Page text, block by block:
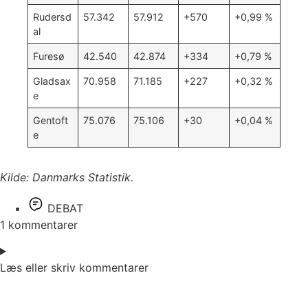
Rudersd
al
57.342 57.912 +570 +0,99 %
Furesø 42.540 42.874 +334 +0,79 %
Gladsax
e
70.958 71.185 +227 +0,32 %
Gentoft
e
75.076 75.106 +30 +0,04 %
Kilde: Danmarks Statistik.
DEBAT
1 kommentarer
Læs eller skriv kommentarer